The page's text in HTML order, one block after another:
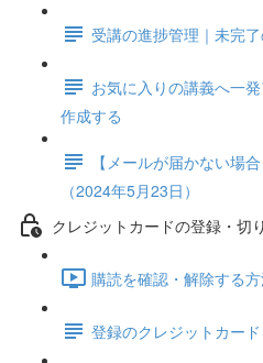
受講の進捗管理｜未完
お気に入りの講義へ一
作成する
【メールが届かない場
（2024年5月23日）
クレジットカードの登録・切
購読を確認・解除する
登録のクレジットカー